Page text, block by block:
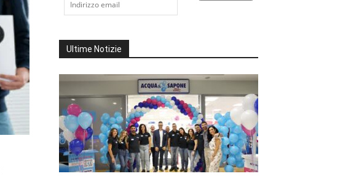
Ultime Notizie